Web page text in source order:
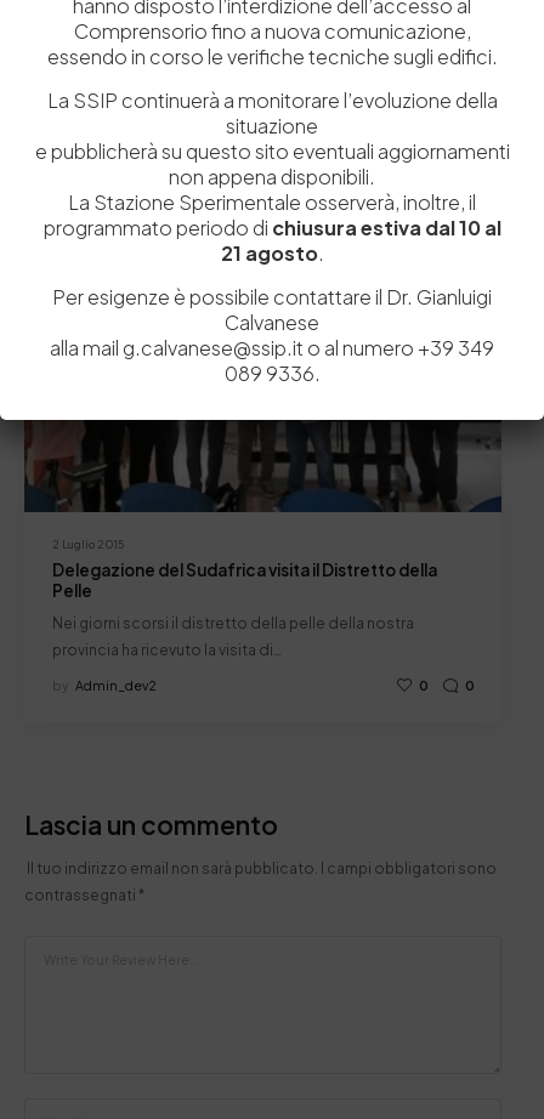
PREVIOUS ARTICOLO NEXT ARTICOLO
Related Posts
2 Luglio 2015
Delegazione del Sudafrica visita il Distretto della
Pelle
Nei giorni scorsi il distretto della pelle della nostra
provincia ha ricevuto la visita di…
by Admin_dev2 0 0
Lascia un commento
Il tuo indirizzo email non sarà pubblicato. I campi obbligatori sono
contrassegnati *
hanno disposto l’interdizione dell’accesso al
Comprensorio fino a nuova comunicazione,
essendo in corso le verifiche tecniche sugli edifici.
La SSIP continuerà a monitorare l’evoluzione della
situazione
e pubblicherà su questo sito eventuali aggiornamenti
non appena disponibili.
La Stazione Sperimentale osserverà, inoltre, il
programmato periodo di chiusura estiva dal 10 al
21 agosto.
Per esigenze è possibile contattare il Dr. Gianluigi
Calvanese
alla mail g.calvanese@ssip.it o al numero +39 349
089 9336.